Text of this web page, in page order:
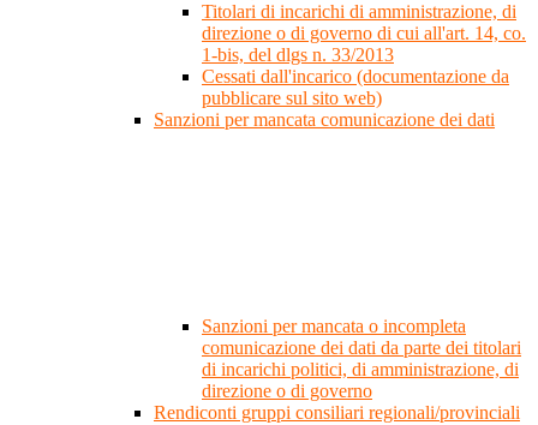
Titolari di incarichi di amministrazione, di
direzione o di governo di cui all'art. 14, co.
1-bis, del dlgs n. 33/2013
Cessati dall'incarico (documentazione da
pubblicare sul sito web)
Sanzioni per mancata comunicazione dei dati
Sanzioni per mancata o incompleta
comunicazione dei dati da parte dei titolari
di incarichi politici, di amministrazione, di
direzione o di governo
Rendiconti gruppi consiliari regionali/provinciali